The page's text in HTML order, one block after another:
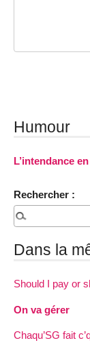
Humour
L’intendance
Rechercher :
Dans la
Should I pay or
On va gérer
Chaqu’SG fait